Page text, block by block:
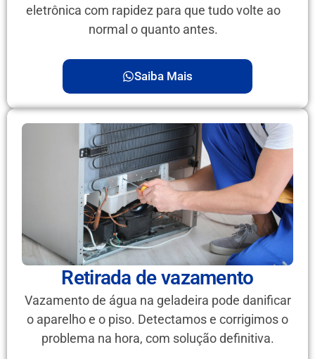
eletrônica com rapidez para que tudo volte ao
normal o quanto antes.
Saiba Mais
Retirada de vazamento
Vazamento de água na geladeira pode danificar
o aparelho e o piso. Detectamos e corrigimos o
problema na hora, com solução definitiva.